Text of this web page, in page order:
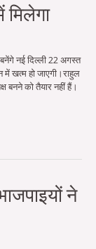
मिलेगा
बनेंगे नई दिल्ली 22 अगस्त
खत्म हो जाएगी।राहुल
बनने को तैयार नहीं हैं।
ने